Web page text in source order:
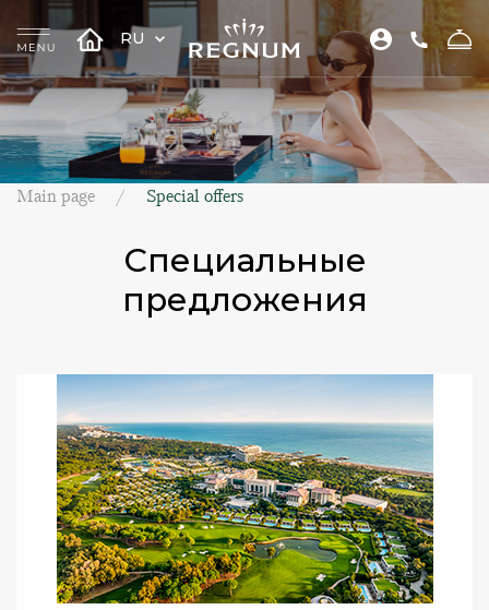
RU
Main page Special offers
Специальные
предложения